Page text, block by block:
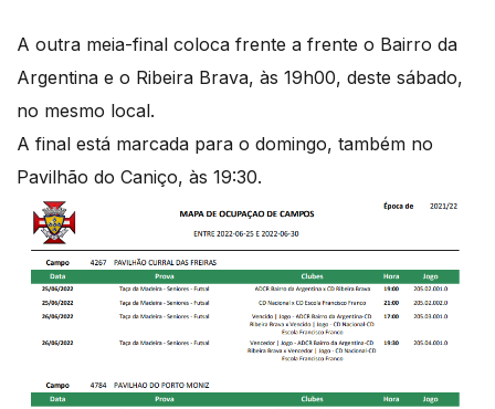
A outra meia-final coloca frente a frente o Bairro da
Argentina e o Ribeira Brava, às 19h00, deste sábado,
no mesmo local.
A final está marcada para o domingo, também no
Pavilhão do Caniço, às 19:30.